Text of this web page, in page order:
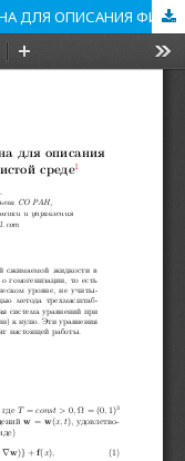
ПРИМЕНЕНИЕ МЕТОДА АЛЛЕРА - БРИАНА ДЛЯ ОПИСАНИЯ ФИЛЬТРАЦИИ В ТРЕЩИНОВАТО-ПОРИСТОЙ СРЕДЕ